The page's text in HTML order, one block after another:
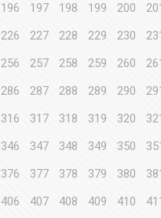
196 197 198 199 200
226 227 228 229 230
256 257 258 259 260
286 287 288 289 290
316 317 318 319 320
346 347 348 349 350
376 377 378 379 380
406 407 408 409 410